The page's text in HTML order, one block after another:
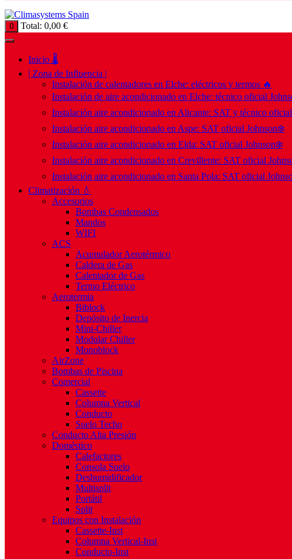
0 Total: 0,00 €
Inicio 🌡️
| Zona de Influencia |
Instalación de calentadores en Elche: eléctricos y termos 🔥
Instalación de aire acondicionado en Elche: técnico oficial
Instalación aire acondicionado en Alicante: SAT y técnico
Instalación aire acondicionado en Aspe: SAT oficial Johnson❄️
Instalación aire acondicionado en Elda: SAT oficial Johnson❄️
Instalación aire acondicionado en Crevillente: SAT oficial
Instalación aire acondicionado en Santa Pola: SAT oficial
Climatización 💧
Accesorios
Bombas Condensados
Mandos
WIFI
ACS
Acumulador Aerotérmico
Caldera de Gas
Calentador de Gas
Termo Eléctrico
Aerotermia
Biblock
Depósito de Inercia
Mini-Chiller
Modular Chiller
Monoblock
AirZone
Bombas de Piscina
Comercial
Cassette
Columna Vertical
Conducto
Suelo Techo
Conducto Alta Presión
Doméstico
Calefactores
Consola Suelo
Deshumidificador
Multisplit
Portátil
Split
Equipos con Instalación
Cassette-Inst
Columna Vertical-Inst
Conducto-Inst